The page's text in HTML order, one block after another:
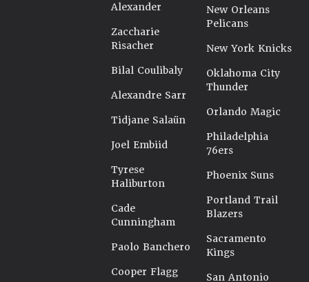
Alexander
Zaccharie
Risacher
Bilal Coulibaly
Alexandre Sarr
Tidjane Salaün
Joel Embiid
Tyrese
Haliburton
Cade
Cunningham
Paolo Banchero
Cooper Flagg
New Orleans
Pelicans
New York Knicks
Oklahoma City
Thunder
Orlando Magic
Philadelphia
76ers
Phoenix Suns
Portland Trail
Blazers
Sacramento
Kings
San Antonio